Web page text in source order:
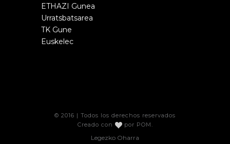
ETHAZI Gunea
Urratsbatsarea
TK Gune
Euskelec
© 2016 | Todos los derechos reservados
Creado con
por POM .
Legezko Oharra